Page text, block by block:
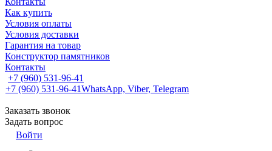
Как купить
Условия оплаты
Условия доставки
Гарантия на товар
Конструктор памятников
Контакты
+7 (960) 531-96-41
+7 (960) 531-96-41WhatsApp, Viber, Telegram
Заказать звонок
Задать вопрос
Войти